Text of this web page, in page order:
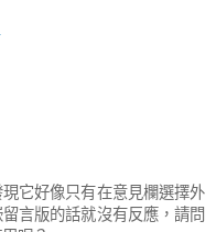
它好像只有在意見欄選擇外
言版的話就沒有反應，請問